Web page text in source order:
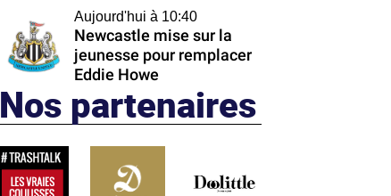
Aujourd'hui à 10:40
Newcastle mise sur la
jeunesse pour remplacer
Eddie Howe
Nos partenaires